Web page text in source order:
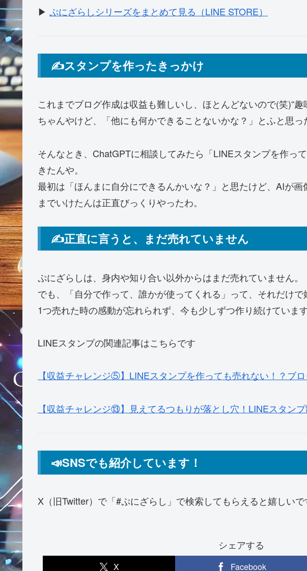
▶ ぷにざらしシリーズをまとめて見る（LINE STORE）
✍️スタンプを作ったきっかけ
これまでブログ作成は収益も難しいし、ほとんどないので(笑)“
ちゃんやけど、「他にも何かできることないかな？」とふと思っ
そんなとき、ChatGPTに相談してみたら「LINEスタンプを作っ
きたんや。
最初は「ほんまに自分にできるんかいな？」と思たけど、AIが
までいけたんは正直びっくりやったわ。
✍️正直に言うと、まだ売れていません
ぷにざらしは、身内や知り合い以外からはまだ売れていません。
でも、「自分で作って、誰かが使ってくれる」って、それだけで
1つ売れた時の感動が忘れられず、今も少しずつ作り続けています
LINEスタンプの関連記事はこちらです
【収益チャレンジ⑤】LINEスタンプを作っても売れない！？ブ
【収益チャレンジ⑬】見えてるつもりが落とし穴！LINEスタン
📣SNSでも紹介しています！
X（旧Twitter）で「#ぷにざらし」で検索してもらえると嬉しいで
シェアする
X Facebook